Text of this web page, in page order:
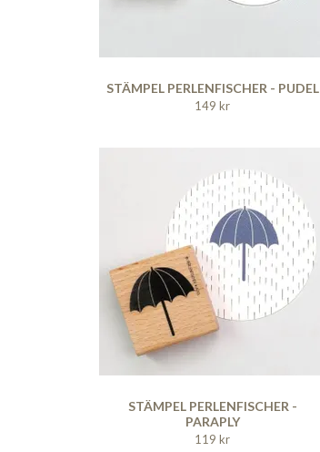
STÄMPEL PERLENFISCHER - PUDEL
149 kr
STÄMPEL PERLENFISCHER -
PARAPLY
119 kr